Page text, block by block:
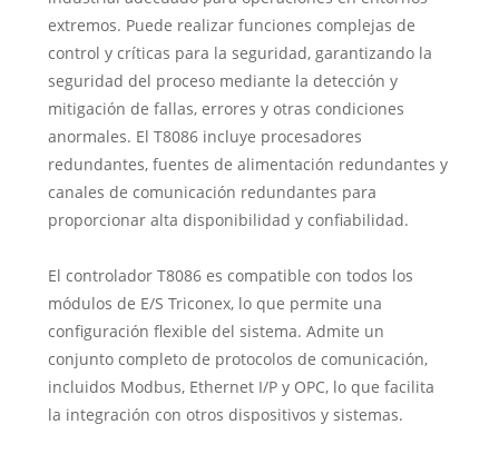
extremos. Puede realizar funciones complejas de
control y críticas para la seguridad, garantizando la
seguridad del proceso mediante la detección y
mitigación de fallas, errores y otras condiciones
anormales. El T8086 incluye procesadores
redundantes, fuentes de alimentación redundantes y
canales de comunicación redundantes para
proporcionar alta disponibilidad y confiabilidad.
El controlador T8086 es compatible con todos los
módulos de E/S Triconex, lo que permite una
configuración flexible del sistema. Admite un
conjunto completo de protocolos de comunicación,
incluidos Modbus, Ethernet I/P y OPC, lo que facilita
la integración con otros dispositivos y sistemas.